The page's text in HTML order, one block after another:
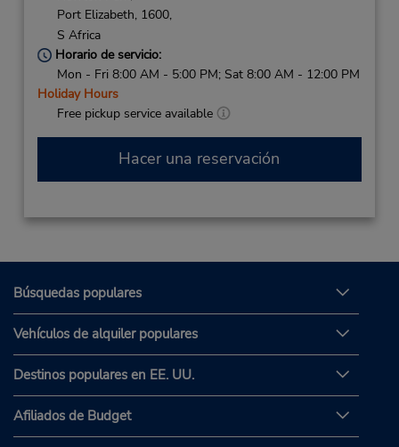
Port Elizabeth, 1600,
S Africa
Horario de servicio:
Mon - Fri 8:00 AM - 5:00 PM; Sat 8:00 AM - 12:00 PM
Holiday Hours
Free pickup service available
Hacer una reservación
Búsquedas populares
Vehículos de alquiler populares
Destinos populares en EE. UU.
Afiliados de Budget